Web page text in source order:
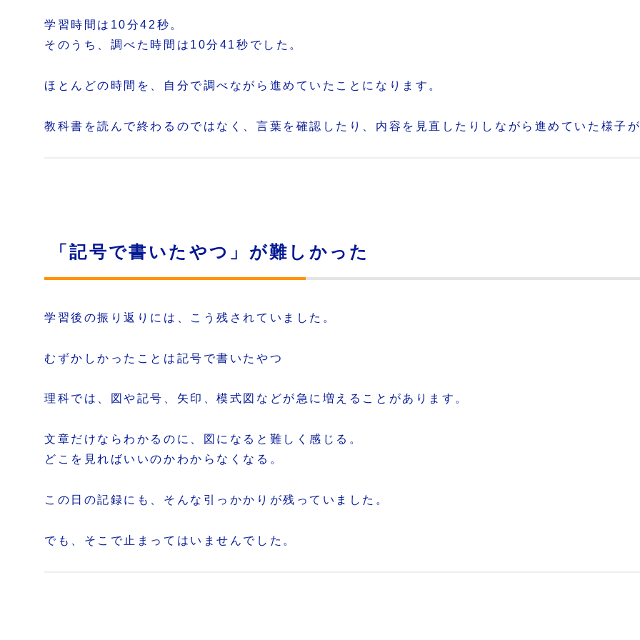
学習時間は10分42秒。
そのうち、調べた時間は10分41秒でした。
ほとんどの時間を、自分で調べながら進めていたことになります。
教科書を読んで終わるのではなく、言葉を確認したり、内容を見直したりしながら進めていた様子
「記号で書いたやつ」が難しかった
学習後の振り返りには、こう残されていました。
むずかしかったことは記号で書いたやつ
理科では、図や記号、矢印、模式図などが急に増えることがあります。
文章だけならわかるのに、図になると難しく感じる。
どこを見ればいいのかわからなくなる。
この日の記録にも、そんな引っかかりが残っていました。
でも、そこで止まってはいませんでした。